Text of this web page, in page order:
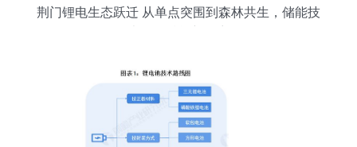
荆门锂电生态跃迁 从单点突围到森林共生，储能技